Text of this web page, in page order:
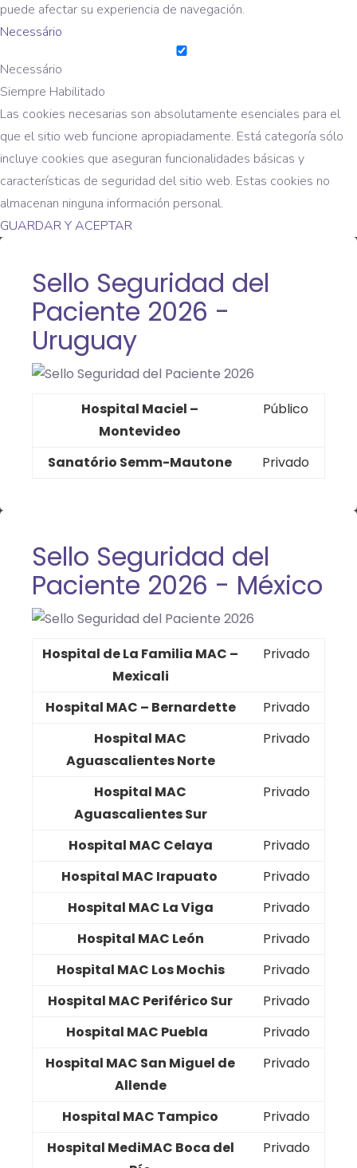
puede afectar su experiencia de navegación.
Necessário
Necessário
Siempre Habilitado
Las cookies necesarias son absolutamente esenciales para el
que el sitio web funcione apropiadamente. Está categoría sólo
incluye cookies que aseguran funcionalidades básicas y
características de seguridad del sitio web. Estas cookies no
almacenan ninguna información personal.
GUARDAR Y ACEPTAR
Sello Seguridad del
Paciente 2026 -
Uruguay
Hospital Maciel –
Montevideo
Público
Sanatório Semm-Mautone Privado
Sello Seguridad del
Paciente 2026 - México
Hospital de La Familia MAC –
Mexicali
Privado
Hospital MAC – Bernardette
Privado
Hospital MAC
Aguascalientes Norte
Privado
Hospital MAC
Aguascalientes Sur
Privado
Hospital MAC Celaya
Privado
Hospital MAC Irapuato
Privado
Hospital MAC La Viga
Privado
Hospital MAC León
Privado
Hospital MAC Los Mochis
Privado
Hospital MAC Periférico Sur
Privado
Hospital MAC Puebla
Privado
Hospital MAC San Miguel de
Allende
Privado
Hospital MAC Tampico
Privado
Hospital MediMAC Boca del
Privado